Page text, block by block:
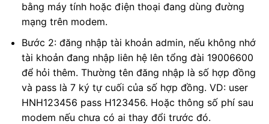
bằng máy tính hoặc điện thoại đang dùng đường
mạng trên modem.
Bước 2: đăng nhập tài khoản admin, nếu không nhớ
tài khoản đang nhập liên hệ lên tổng đài 19006600
để hỏi thêm. Thường tên đăng nhập là số hợp đồng
và pass là 7 ký tự cuối của số hợp đồng. VD: user
HNH123456 pass H123456. Hoặc thông số phí sau
modem nếu chưa có ai thay đổi trước đó.